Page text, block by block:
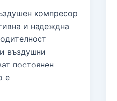
компресор
и надеждна
въздушни
постоянен
е